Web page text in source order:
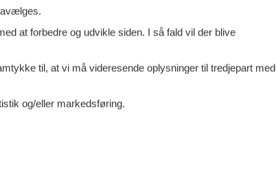
eller naturoplevelser, kan
til din sommerferie.
-
Tilføj til favoritter
7 overnatninger
at forbedre og udvikle siden. I så fald vil der blive
til, at vi må videresende oplysninger til tredjepart med
og/eller markedsføring.